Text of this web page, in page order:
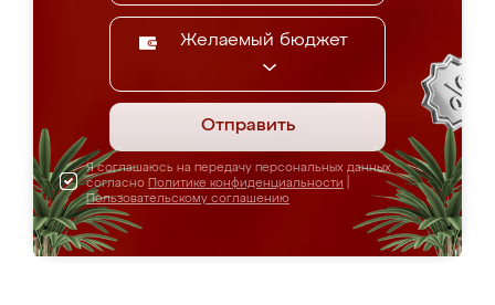
Желаемый бюджет
Отправить
Я соглашаюсь на передачу персональных данных
согласно Политике конфиденциальности
Пользовательскому соглашению